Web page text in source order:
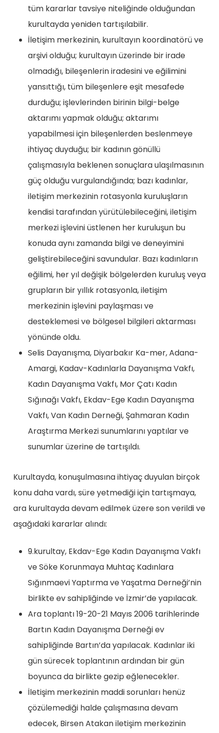
tüm kararlar tavsiye niteliğinde olduğundan
kurultayda yeniden tartışılabilir.
İletişim merkezinin, kurultayın koordinatörü ve
arşivi olduğu; kurultayın üzerinde bir irade
olmadığı, bileşenlerin iradesini ve eğilimini
yansıttığı, tüm bileşenlere eşit mesafede
durduğu; işlevlerinden birinin bilgi-belge
aktarımı yapmak olduğu; aktarımı
yapabilmesi için bileşenlerden beslenmeye
ihtiyaç duyduğu; bir kadının gönüllü
çalışmasıyla beklenen sonuçlara ulaşılmasının
güç olduğu vurgulandığında; bazı kadınlar,
iletişim merkezinin rotasyonla kuruluşların
kendisi tarafından yürütülebileceğini, iletişim
merkezi işlevini üstlenen her kuruluşun bu
konuda aynı zamanda bilgi ve deneyimini
geliştirebileceğini savundular. Bazı kadınların
eğilimi, her yıl değişik bölgelerden kuruluş veya
grupların bir yıllık rotasyonla, iletişim
merkezinin işlevini paylaşması ve
desteklemesi ve bölgesel bilgileri aktarması
yönünde oldu.
Selis Dayanışma, Diyarbakır Ka-mer, Adana-
Amargi, Kadav-Kadınlarla Dayanışma Vakfı,
Kadın Dayanışma Vakfı, Mor Çatı Kadın
Sığınağı Vakfı, Ekdav-Ege Kadın Dayanışma
Vakfı, Van Kadın Derneği, Şahmaran Kadın
Araştırma Merkezi sunumlarını yaptılar ve
sunumlar üzerine de tartışıldı.
Kurultayda, konuşulmasına ihtiyaç duyulan birçok
konu daha vardı, süre yetmediği için tartışmaya,
ara kurultayda devam edilmek üzere son verildi ve
aşağıdaki kararlar alındı:
9.kurultay, Ekdav-Ege Kadın Dayanışma Vakfı
ve Söke Korunmaya Muhtaç Kadınlara
Sığınmaevi Yaptırma ve Yaşatma Derneği’nin
birlikte ev sahipliğinde ve İzmir’de yapılacak.
Ara toplantı 19-20-21 Mayıs 2006 tarihlerinde
Bartın Kadın Dayanışma Derneği ev
sahipliğinde Bartın’da yapılacak. Kadınlar iki
gün sürecek toplantının ardından bir gün
boyunca da birlikte gezip eğlenecekler.
İletişim merkezinin maddi sorunları henüz
çözülemediği halde çalışmasına devam
edecek, Birsen Atakan iletişim merkezinin